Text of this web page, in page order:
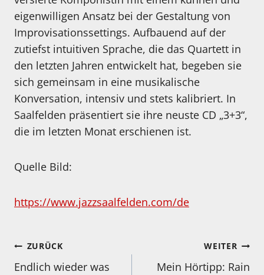
eigenwilligen Ansatz bei der Gestaltung von
Improvisationssettings. Aufbauend auf der
zutiefst intuitiven Sprache, die das Quartett in
den letzten Jahren entwickelt hat, begeben sie
sich gemeinsam in eine musikalische
Konversation, intensiv und stets kalibriert. In
Saalfelden präsentiert sie ihre neuste CD „3+3“,
die im letzten Monat erschienen ist.
Quelle Bild:
https://www.jazzsaalfelden.com/de
Beitragsnavigation
ZURÜCK
Endlich wieder was
WEITER
Mein Hörtipp: Rain